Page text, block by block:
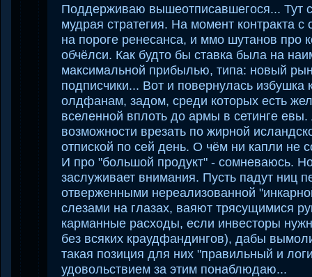
Поддерживаю вышеотписавшегося... Тут
мудрая стратегия. На момент контракта с
на пороге ренесанса, и ммо шутанов про
обчёлси. Как будто бы ставка была на
максимальной прибылью, типа: новый
подписчики... Вот и повернулась избушка
олдфанам, задом, среди которых есть
вселенной вплоть до армы в сетинге
возможности врезать по жирной
отпиской по сей день. О чём ни капли не
И про "большой продукт" - сомневаюсь.
заслуживает внимания. Пусть падут ниц
отверженными нереализованной
слезами на глазах, ваяют трясущимися
карманные расходы, если инвесторы
без всяких краудфандингов), дабы
такая позиция для них "правильный и
удовольствием за этим понаблюдаю...